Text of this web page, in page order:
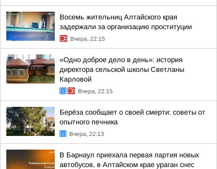
Восемь жительниц Алтайского края
задержали за организацию проституции
Вчера, 22:15
«Одно доброе дело в день»: история
директора сельской школы Светланы
Карловой
Вчера, 22:15
Берёза сообщает о своей смерти: советы от
опытного печника
Вчера, 22:13
В Барнаул приехала первая партия новых
автобусов, в Алтайском крае ураган снес